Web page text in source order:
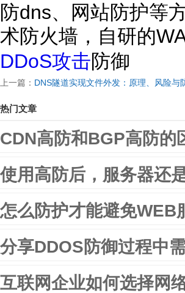
防dns、网站防护等
术防火墙，自研的
DDoS攻击防御
上一篇： DNS隧道实现文件外发：原理、风险与
热门文章
CDN高防和BGP高防的
使用高防后，服务器还
怎么防护才能避免WEB
分享DDOS防御过程中
互联网企业如何选择网